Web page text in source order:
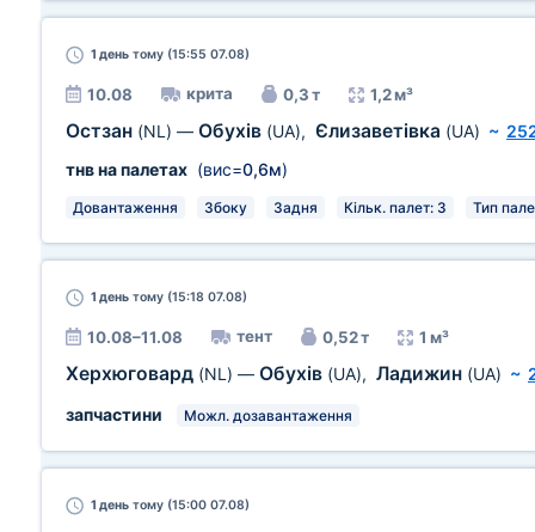
1 день тому (15:55 07.08)
10.08 крита 0,3 т 1,2 м³
Остзан (NL) — Обухів (UA), Єлизаветівка (UA) ~
тнв на палетах (вис=0,6м)
Довантаження Збоку Задня Кільк. палет: 3 Тип
1 день тому (15:18 07.08)
10.08–11.08 тент 0,52 т 1 м³
Херхюговард (NL) — Обухів (UA), Ладижин (UA) ~
запчастини
Можл. дозавантаження
1 день тому (15:00 07.08)